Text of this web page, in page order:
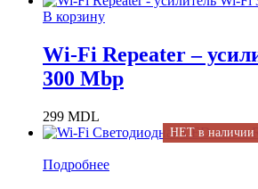
В корзину
Wi-Fi Repeater –
300 Mbp
299 MDL
НЕТ в наличии
Подробнее